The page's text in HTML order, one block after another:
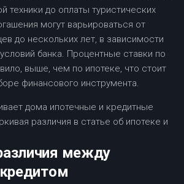
техники до оплаты туристических
могут варьироваться от
до нескольких лет, в зависимости
банка. Процентные ставки по
выше, чем по ипотеке, что стоит
финансового инструмента.
между